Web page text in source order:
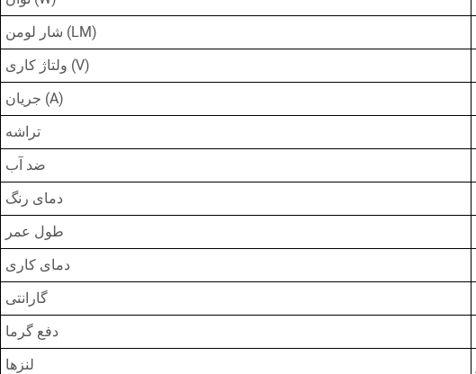
شار لومن (LM)
ولتاژ کاری (V)
جریان (A)
تراشه
ضد آب
دمای رنگ
طول عمر
دمای کاری
گارانتی
دفع گرما
لنزها